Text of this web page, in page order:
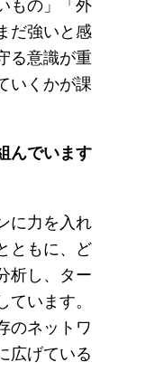
もの」「外
だ強いと感
る意識が重
いくかが課
んでいます
に力を入れ
ともに、ど
析し、ター
います。
のネットワ
広げている